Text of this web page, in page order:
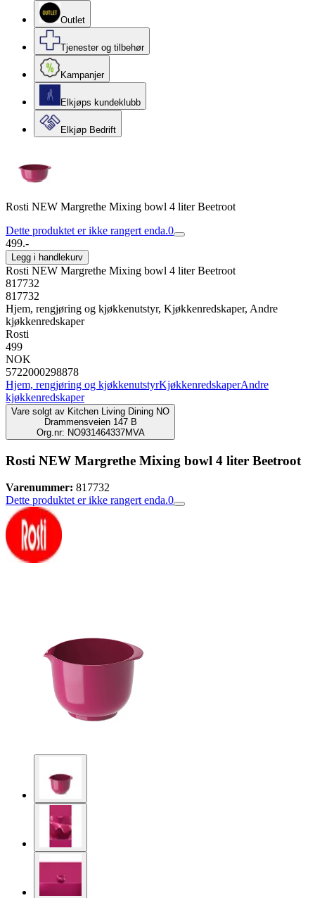
Outlet
Tjenester og tilbehør
Kampanjer
Elkjøps kundeklubb
Elkjøp Bedrift
Rosti NEW Margrethe Mixing bowl 4 liter Beetroot
Dette produktet er ikke rangert enda.0
499.-
Legg i handlekurv
Rosti NEW Margrethe Mixing bowl 4 liter Beetroot
817732
817732
Hjem, rengjøring og kjøkkenutstyr, Kjøkkenredskaper, Andre
kjøkkenredskaper
Rosti
499
NOK
5722000298878
Hjem, rengjøring og kjøkkenutstyrKjøkkenredskaperAndre
kjøkkenredskaper
Vare solgt av Kitchen Living Dining NO
Drammensveien 147 B
Org.nr: NO931464337MVA
Rosti NEW Margrethe Mixing bowl 4 liter Beetroot
Varenummer: 817732
Dette produktet er ikke rangert enda.0